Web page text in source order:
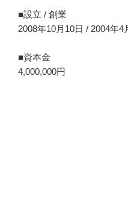
■設立 / 創業
2008年10月10日 / 2004年4
■資本金
4,000,000円